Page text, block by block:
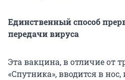
Единственный способ
передачи вируса
Эта вакцина, в отличие от
«Спутника», вводится в нос,